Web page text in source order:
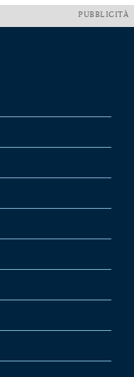
PUBBLICITÀ